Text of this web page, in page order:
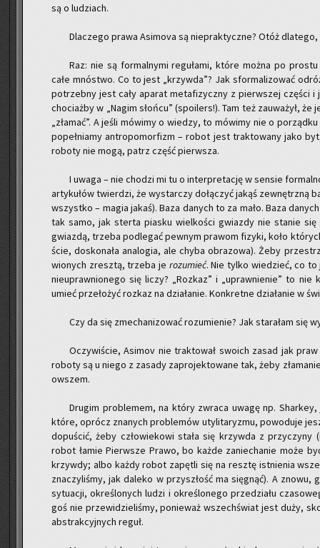
są o lu­dziach.
Dla­cze­go prawa Asi­mo­va są nie­prak­tycz­ne? Otóż
Raz: nie są for­mal­ny­mi re­gu­ła­mi, które można po
całe mnó­stwo. Co to jest „krzyw­da”? Jak sfor­ma­li­zo­wać
po­trzeb­ny jest cały apa­rat me­ta­fi­zycz­ny z pierw­szej czę­ści i
cho­ciaż­by w „Nagim słoń­cu” (spo­ilers!). Tam też za­uwa­żył,
„zła­mać”. A jeśli mó­wi­my o wie­dzy, to mó­wi­my nie o
po­peł­nia­my an­tro­po­mor­fizm – robot jest trak­to­wa­ny jako
ro­bo­ty nie mogą, patrz część pierw­sza.
I uwaga – nie cho­dzi mi tu o in­ter­pre­ta­cję w sen­sie
ar­ty­ku­łów twier­dzi, że wy­star­czy do­łą­czyć jakąś ze­wnętrz­ną
wszyst­ko – magia jakaś). Baza da­nych to za mało. Baza
tak samo, jak ster­ta pia­sku wiel­ko­ści gwiaz­dy nie sta­nie
gwiaz­dą, trze­ba pod­le­gać pew­nym pra­wom fi­zy­ki, koło
ście, do­sko­na­ła ana­lo­gia, ale chyba ob­ra­zo­wa). Żeby
wio­nych zresz­tą, trze­ba je ro­zu­mieć. Nie tylko wie­dzieć, co
nie­upraw­nio­ne­go się liczy? „Roz­kaz” i „upraw­nie­nie” to
umieć prze­ło­żyć roz­kaz na dzia­ła­nie. Kon­kret­ne dzia­ła­nie w
Czy da się zme­cha­ni­zo­wać ro­zu­mie­nie? Jak sta­ra­łam się
Oczy­wi­ście, Asi­mov nie trak­to­wał swo­ich zasad jak
ro­bo­ty są u niego z za­sa­dy za­pro­jek­to­wa­ne tak, żeby
ow­szem.
Dru­gim pro­ble­mem, na który zwra­ca uwagę np.
które, oprócz zna­nych pro­ble­mów uty­li­ta­ry­zmu, po­wo­du­je
do­pu­ścić, żeby czło­wie­ko­wi stała się krzyw­da z
robot łamie Pierw­sze Prawo, bo każde za­nie­cha­nie może
krzyw­dy; albo każdy robot za­pę­tli się na resz­tę ist­nie­nia
zna­czy­li­śmy, jak da­le­ko w przy­szłość ma się­gnąć). A
sy­tu­acji, okre­ślo­nych ludzi i okre­ślo­ne­go prze­dzia­łu
goś nie prze­wi­dzie­li­śmy, po­nie­waż wszech­świat jest duży,
abs­trak­cyj­nych reguł.